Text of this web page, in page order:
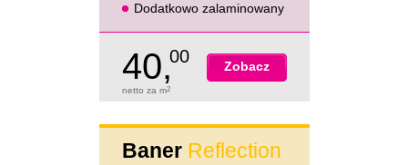
Dodatkowo zalaminowany
Zobacz
40,00
netto za m2
Baner Reflection